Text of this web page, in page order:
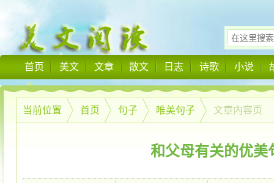
首页 美文 文章 散文 日志 诗歌 小说
当前位置 首页 句子 唯美句子 文章内容页
和父母有关的优美